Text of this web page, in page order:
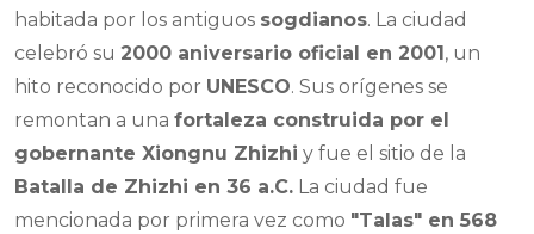
habitada por los antiguos sogdianos. La ciudad
celebró su 2000 aniversario oficial en 2001, un
hito reconocido por UNESCO. Sus orígenes se
remontan a una fortaleza construida por el
gobernante Xiongnu Zhizhi y fue el sitio de la
Batalla de Zhizhi en 36 a.C. La ciudad fue
mencionada por primera vez como "Talas" en 568